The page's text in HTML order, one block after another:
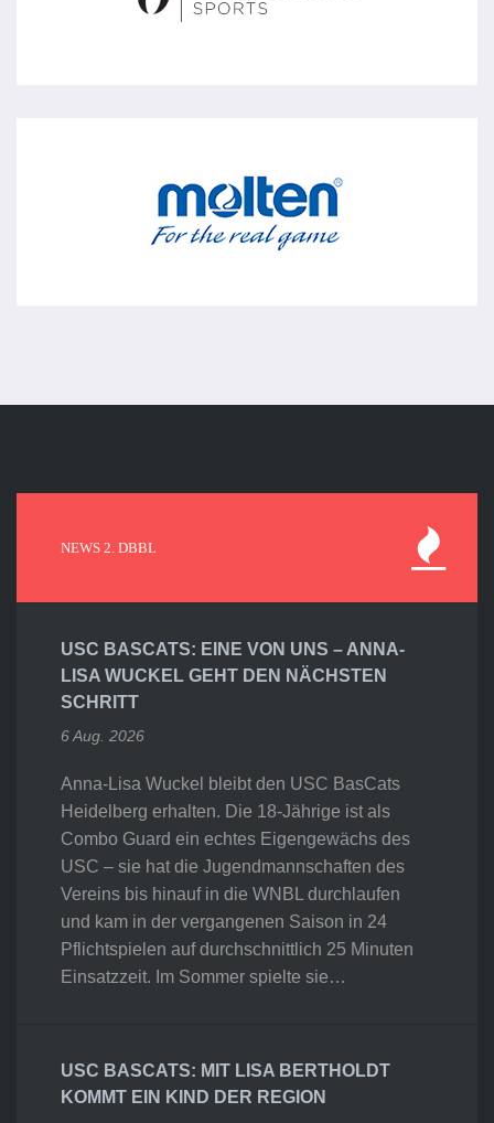
NEWS 2. DBBL
USC BASCATS: EINE VON UNS – ANNA-
LISA WUCKEL GEHT DEN NÄCHSTEN
SCHRITT
6 Aug. 2026
Anna-Lisa Wuckel bleibt den USC BasCats
Heidelberg erhalten. Die 18-Jährige ist als
Combo Guard ein echtes Eigengewächs des
USC – sie hat die Jugendmannschaften des
Vereins bis hinauf in die WNBL durchlaufen
und kam in der vergangenen Saison in 24
Pflichtspielen auf durchschnittlich 25 Minuten
Einsatzzeit. Im Sommer spielte sie…
USC BASCATS: MIT LISA BERTHOLDT
KOMMT EIN KIND DER REGION